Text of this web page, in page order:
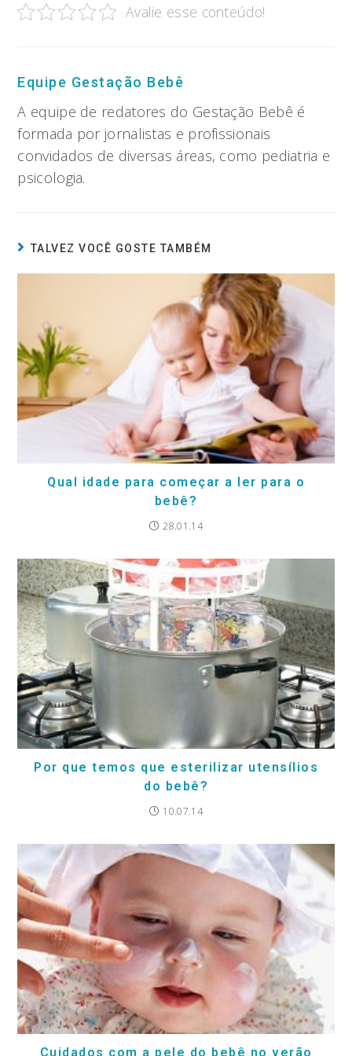
Avalie esse conteúdo!
Equipe Gestação Bebê
A equipe de redatores do Gestação Bebê é
formada por jornalistas e profissionais
convidados de diversas áreas, como pediatria e
psicologia.
TALVEZ VOCÊ GOSTE TAMBÉM
Qual idade para começar a ler para o
bebê?
28.01.14
Por que temos que esterilizar utensílios
do bebê?
10.07.14
Cuidados com a pele do bebê no verão